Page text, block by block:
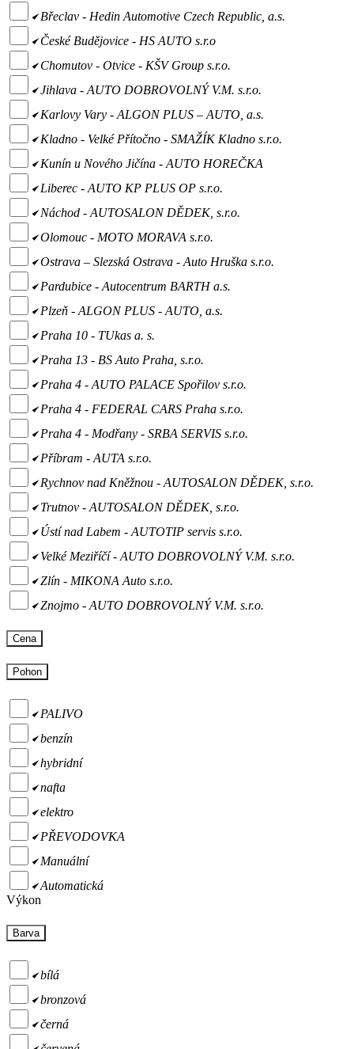
Břeclav - Hedin Automotive Czech Republic, a.s.
České Budějovice - HS AUTO s.r.o
Chomutov - Otvice - KŠV Group s.r.o.
Jihlava - AUTO DOBROVOLNÝ V.M. s.r.o.
Karlovy Vary - ALGON PLUS – AUTO, a.s.
Kladno - Velké Přítočno - SMAŽÍK Kladno s.r.o.
Kunín u Nového Jičína - AUTO HOREČKA
Liberec - AUTO KP PLUS OP s.r.o.
Náchod - AUTOSALON DĚDEK, s.r.o.
Olomouc - MOTO MORAVA s.r.o.
Ostrava – Slezská Ostrava - Auto Hruška s.r.o.
Pardubice - Autocentrum BARTH a.s.
Plzeň - ALGON PLUS - AUTO, a.s.
Praha 10 - TUkas a. s.
Praha 13 - BS Auto Praha, s.r.o.
Praha 4 - AUTO PALACE Spořilov s.r.o.
Praha 4 - FEDERAL CARS Praha s.r.o.
Praha 4 - Modřany - SRBA SERVIS s.r.o.
Příbram - AUTA s.r.o.
Rychnov nad Kněžnou - AUTOSALON DĚDEK, s.r.o.
Trutnov - AUTOSALON DĚDEK, s.r.o.
Ústí nad Labem - AUTOTIP servis s.r.o.
Velké Meziříčí - AUTO DOBROVOLNÝ V.M. s.r.o.
Zlín - MIKONA Auto s.r.o.
Znojmo - AUTO DOBROVOLNÝ V.M. s.r.o.
Cena
Pohon
PALIVO
benzín
hybridní
nafta
elektro
PŘEVODOVKA
Manuální
Automatická
Výkon
Barva
bílá
bronzová
černá